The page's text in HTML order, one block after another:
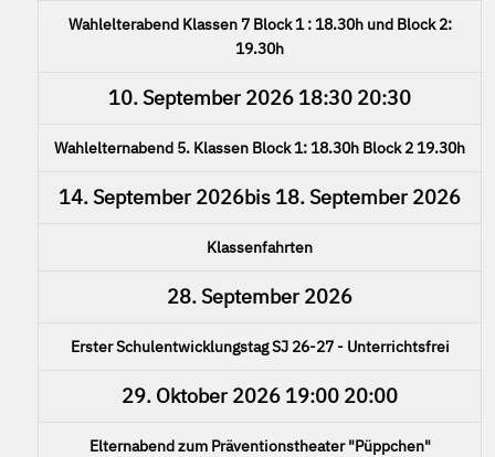
Wahlelterabend Klassen 7 Block 1 : 18.30h und Block 2:
19.30h
10. September 2026 18:30 20:30
Wahlelternabend 5. Klassen Block 1: 18.30h Block 2 19.30h
14. September 2026bis 18. September 2026
Klassenfahrten
28. September 2026
Erster Schulentwicklungstag SJ 26-27 - Unterrichtsfrei
29. Oktober 2026 19:00 20:00
Elternabend zum Präventionstheater "Püppchen"